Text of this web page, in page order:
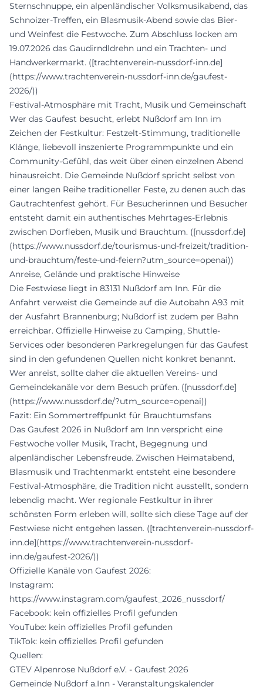
Sternschnuppe, ein alpenländischer Volksmusikabend, das
Schnoizer-Treffen, ein Blasmusik-Abend sowie das Bier-
und Weinfest die Festwoche. Zum Abschluss locken am
19.07.2026 das Gaudirndldrehn und ein Trachten- und
Handwerkermarkt. ([trachtenverein-nussdorf-inn.de]
(https://www.trachtenverein-nussdorf-inn.de/gaufest-
2026/))
Festival-Atmosphäre mit Tracht, Musik und Gemeinschaft
Wer das Gaufest besucht, erlebt Nußdorf am Inn im
Zeichen der Festkultur: Festzelt-Stimmung, traditionelle
Klänge, liebevoll inszenierte Programmpunkte und ein
Community-Gefühl, das weit über einen einzelnen Abend
hinausreicht. Die Gemeinde Nußdorf spricht selbst von
einer langen Reihe traditioneller Feste, zu denen auch das
Gautrachtenfest gehört. Für Besucherinnen und Besucher
entsteht damit ein authentisches Mehrtages-Erlebnis
zwischen Dorfleben, Musik und Brauchtum. ([nussdorf.de]
(https://www.nussdorf.de/tourismus-und-freizeit/tradition-
und-brauchtum/feste-und-feiern?utm_source=openai))
Anreise, Gelände und praktische Hinweise
Die Festwiese liegt in 83131 Nußdorf am Inn. Für die
Anfahrt verweist die Gemeinde auf die Autobahn A93 mit
der Ausfahrt Brannenburg; Nußdorf ist zudem per Bahn
erreichbar. Offizielle Hinweise zu Camping, Shuttle-
Services oder besonderen Parkregelungen für das Gaufest
sind in den gefundenen Quellen nicht konkret benannt.
Wer anreist, sollte daher die aktuellen Vereins- und
Gemeindekanäle vor dem Besuch prüfen. ([nussdorf.de]
(https://www.nussdorf.de/?utm_source=openai))
Fazit: Ein Sommertreffpunkt für Brauchtumsfans
Das Gaufest 2026 in Nußdorf am Inn verspricht eine
Festwoche voller Musik, Tracht, Begegnung und
alpenländischer Lebensfreude. Zwischen Heimatabend,
Blasmusik und Trachtenmarkt entsteht eine besondere
Festival-Atmosphäre, die Tradition nicht ausstellt, sondern
lebendig macht. Wer regionale Festkultur in ihrer
schönsten Form erleben will, sollte sich diese Tage auf der
Festwiese nicht entgehen lassen. ([trachtenverein-nussdorf-
inn.de](https://www.trachtenverein-nussdorf-
inn.de/gaufest-2026/))
Offizielle Kanäle von Gaufest 2026:
Instagram:
https://www.instagram.com/gaufest_2026_nussdorf/
Facebook: kein offizielles Profil gefunden
YouTube: kein offizielles Profil gefunden
TikTok: kein offizielles Profil gefunden
Quellen:
GTEV Alpenrose Nußdorf e.V. - Gaufest 2026
Gemeinde Nußdorf a.Inn - Veranstaltungskalender